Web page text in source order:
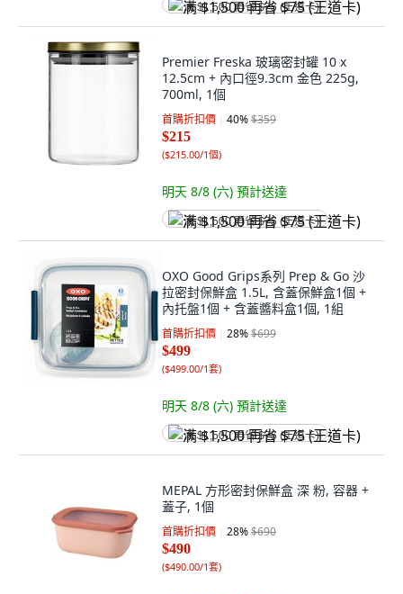
满 $1,500 再省 $75 (王道卡)
Premier Freska 玻璃密封罐 10 x
12.5cm + 內口徑9.3cm 金色 225g,
700ml, 1個
首購折扣價 40%$359
$215
($215.00/1個)
明天 8/8 (六) 預計送達
满 $1,500 再省 $75 (王道卡)
OXO Good Grips系列 Prep & Go 沙
拉密封保鮮盒 1.5L, 含蓋保鮮盒1個 +
內托盤1個 + 含蓋醬料盒1個, 1組
首購折扣價 28%$699
$499
($499.00/1套)
明天 8/8 (六) 預計送達
满 $1,500 再省 $75 (王道卡)
MEPAL 方形密封保鮮盒 深 粉, 容器 +
蓋子, 1個
首購折扣價 28%$690
$490
($490.00/1套)